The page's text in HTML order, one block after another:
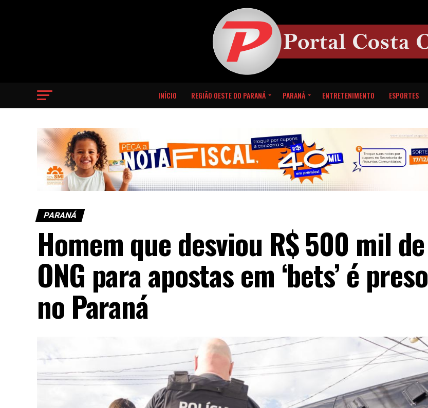
INÍCIO REGIÃO OESTE DO PARANÁ PARANÁ ENTRETENIMENTO ESPORTES
PARANÁ
Homem que desviou R$ 500 mil de
ONG para apostas em ‘bets’ é preso
no Paraná